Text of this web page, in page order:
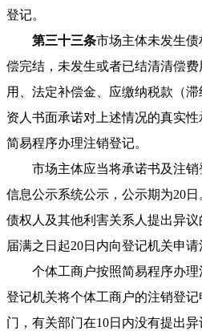
登记。
第三十三条市场主体未发生
偿完结，未发生或者已结清清偿
用、法定补偿金、应缴纳税款（
资人书面承诺对上述情况的真实
简易程序办理注销登记。
市场主体应当将承诺书及注销
信息公示系统公示，公示期为20日
债权人及其他利害关系人提出异
届满之日起20日内向登记机关申请
个体工商户按照简易程序办理
登记机关将个体工商户的注销登
门，有关部门在10日内没有提出